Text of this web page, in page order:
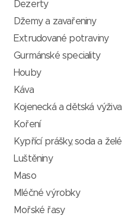
Dezerty
Džemy a zavařeniny
Extrudované potraviny
Gurmánské speciality
Houby
Káva
Kojenecká a dětská výživa
Koření
Kypřící prášky, soda a želé
Luštěniny
Maso
Mléčné výrobky
Mořské řasy